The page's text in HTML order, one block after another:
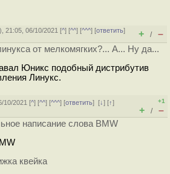
), 21:05, 06/10/2021 [^] [^^] [^^^] [ответить]
+ / –
от мелкомягких?... А... Ну да...
Юникс подобный дистрибутив
Линукс.
10/2021 [^] [^^] [^^^] [ответить][↓] [↑]
+1
+ / –
написание слова BMW
квейка